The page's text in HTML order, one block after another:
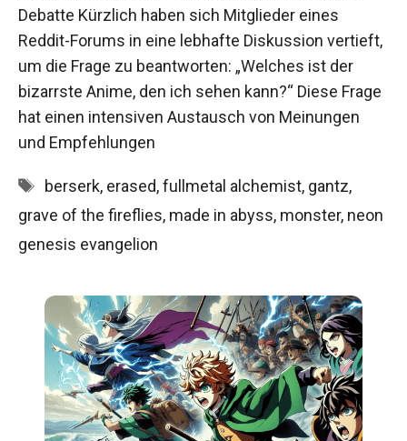
Debatte Kürzlich haben sich Mitglieder eines
Reddit-Forums in eine lebhafte Diskussion vertieft,
um die Frage zu beantworten: „Welches ist der
bizarrste Anime, den ich sehen kann?“ Diese Frage
hat einen intensiven Austausch von Meinungen
und Empfehlungen
Schlagwörter
berserk, erased,fullmetal alchemist, gantz,
grave of the fireflies, made in abyss, monster, neon
genesis evangelion